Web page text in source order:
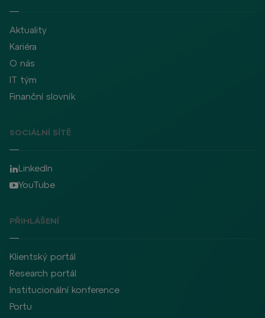
Aktuality
Kariéra
O nás
IT tým
Finanční slovník
SOCIÁLNÍ SÍTĚ
LinkedIn
YouTube
PŘIHLÁŠENÍ
Klientský portál
Research portál
Institucionální konference
Portu